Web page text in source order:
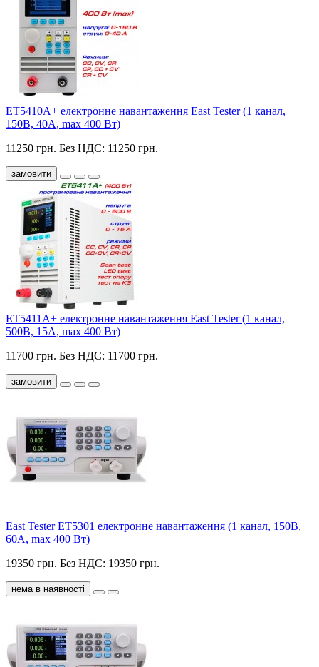
ET5410A+ електронне навантаження East Tester (1 канал,
150В, 40А, max 400 Вт)
11250 грн. Без НДС: 11250 грн.
замовити
ET5411A+ електронне навантаження East Tester (1 канал,
500В, 15А, max 400 Вт)
11700 грн. Без НДС: 11700 грн.
замовити
East Tester ET5301 електронне навантаження (1 канал, 150В,
60А, max 400 Вт)
19350 грн. Без НДС: 19350 грн.
нема в наявності